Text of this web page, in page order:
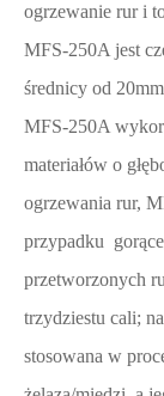
ogrzewanie rur i
MFS-250A jest
średnicy od
MFS-250A
materiałów o
ogrzewania rur,
przypadku
przetworzonych
trzydziestu cali;
stosowana w